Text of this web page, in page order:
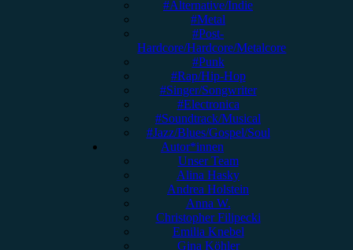
#Alternative/Indie
#Metal
#Post-
Hardcore/Hardcore/Metalcore
#Punk
#Rap/Hip-Hop
#Singer/Songwriter
#Electronica
#Soundtrack/Musical
#Jazz/Blues/Gospel/Soul
Autor*innen
Unser Team
Alina Hasky
Andrea Holstein
Anna W.
Christopher Filipecki
Emilia Knebel
Gina Köhler